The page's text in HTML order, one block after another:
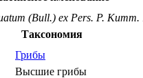
(Bull.) ex Pers. P. Kumm.
Таксономия
Грибы
Высшие грибы